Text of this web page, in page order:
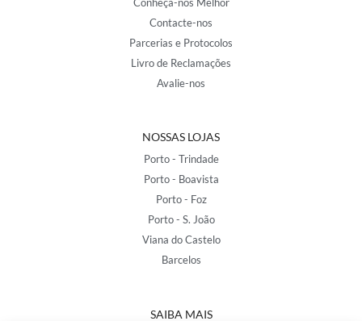
Conheça-nos Melhor
Contacte-nos
Parcerias e Protocolos
Livro de Reclamações
Avalie-nos
NOSSAS LOJAS
Porto - Trindade
Porto - Boavista
Porto - Foz
Porto - S. João
Viana do Castelo
Barcelos
SAIBA MAIS